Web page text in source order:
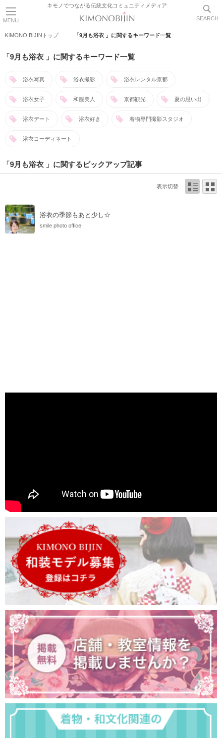
MENU
キモノでつながる伝統文化コミュニティメディア
SEARCH
KIMONO BIJINトップ 「9月も浴衣 」に関するキーワード一覧
「9月も浴衣 」に関するキーワード一覧
浴衣写真 浴衣撮影 浴衣レンタル京都
浴衣女子 和服美人 京都観光 夏の思い出
浴衣デート 浴衣好き 着物専門撮影スタジオ
浴衣コーディネート
「9月も浴衣 」に関するピックアップ記事
表示切替
浴衣の季節もあと少し☆
smile photo office